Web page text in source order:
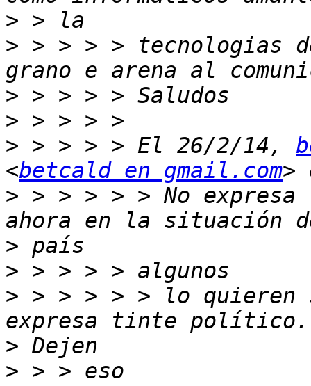
>
> > > > > tecnologias
>
>
> > > > > El 26/2/14,
<betcald en gmail.com
> > > > > > No
>
>
> > > > > > lo quieren
>
>